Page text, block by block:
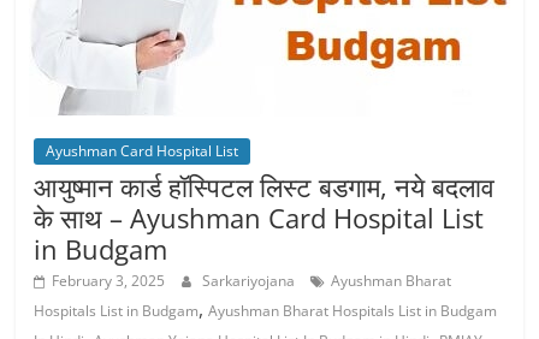
Ayushman Card Hospital List
आयुष्मान कार्ड हॉस्पिटल लिस्ट बडगाम, नये बदलाव
के साथ – Ayushman Card Hospital List
in Budgam
February 3, 2025 Sarkariyojana
Ayushman Bharat
Hospitals List in Budgam,Ayushman Bharat Hospitals List in Budgam